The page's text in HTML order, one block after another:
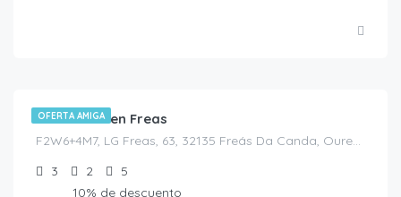
OFERTA AMIGA
Casa Carmen Freas
F2W6+4M7, LG Freas, 63, 32135 Freás Da Canda, Ourense, España, Piñor, Casas rurales en Ourense, España
3
2
5
10% de descuento